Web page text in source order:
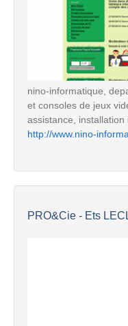
nino-informatique,
et consoles de jeux
assistance,
http://www.nino-
PRO&Cie - Ets